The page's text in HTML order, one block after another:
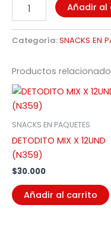
Añadir al
Categoría:SNACKS EN
Productos
SNACKS EN PAQUETES
DETODITO MIX X 12UND
(N359)
$30.000
Añadir al carrito